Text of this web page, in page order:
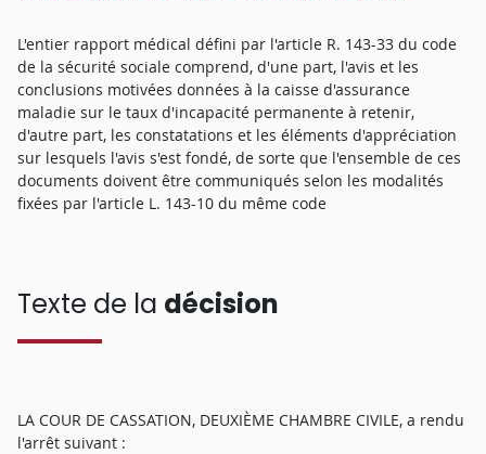
L'entier rapport médical défini par l'article R. 143-33 du code
de la sécurité sociale comprend, d'une part, l'avis et les
conclusions motivées données à la caisse d'assurance
maladie sur le taux d'incapacité permanente à retenir,
d'autre part, les constatations et les éléments d'appréciation
sur lesquels l'avis s'est fondé, de sorte que l'ensemble de ces
documents doivent être communiqués selon les modalités
fixées par l'article L. 143-10 du même code
Texte de la décision
LA COUR DE CASSATION, DEUXIÈME CHAMBRE CIVILE, a rendu
l'arrêt suivant :